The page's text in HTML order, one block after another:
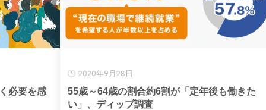
必要を感
2020年9月28日
55歳～64歳の割合約6割が「定年後も働きた
い」、ディップ調査